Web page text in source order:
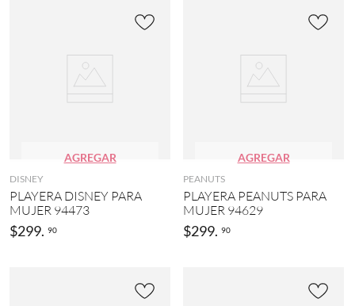
AGREGAR
DISNEY
PLAYERA DISNEY PARA
MUJER 94473
$299. 90
AGREGAR
PEANUTS
PLAYERA PEANUTS PARA
MUJER 94629
$299. 90